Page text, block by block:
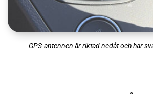
GPS-antennen är riktad nedåt och har